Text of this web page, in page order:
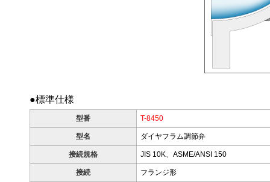
●標準仕様
型番 T-8450
型名 ダイヤフラム調節弁
接続規格 JIS 10K、ASME/ANSI 150
接続 フランジ形